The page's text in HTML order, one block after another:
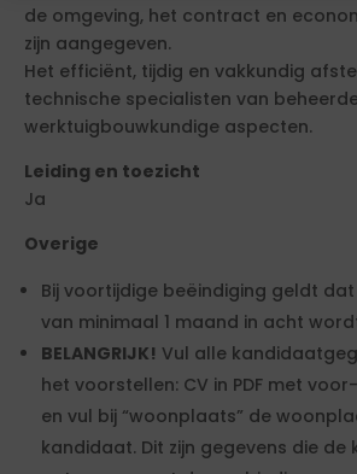
de omgeving, het contract en
zijn aangegeven.
Het efficiënt, tijdig en vakkundig
technische specialisten van
werktuigbouwkundige aspecten.
Leiding en toezicht
Ja
Overige
Bij voortijdige beëindiging geldt
van minimaal 1 maand in acht
BELANGRIJK! Vul alle
het voorstellen: CV in PDF met
en vul bij “woonplaats” de
kandidaat. Dit zijn gegevens die de